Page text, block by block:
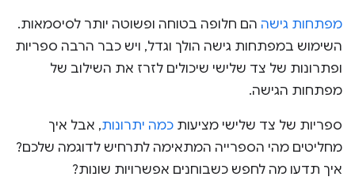
מפתחות גישה הם חלופה בטוחה ופשוטה יותר לסיסמאות.
השימוש במפתחות גישה הולך וגדל, ויש כבר הרבה ספריות
ופתרונות של צד שלישי שיכולים לזרז את השילוב של
מפתחות הגישה.
ספריות של צד שלישי מציעות כמה יתרונות, אבל איך
מחליטים מהי הספרייה המתאימה לתרחיש לדוגמה שלכם?
איך תדעו מה לחפש כשבוחנים אפשרויות שונות?